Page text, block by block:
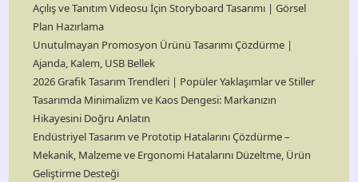
Açılış ve Tanıtım Videosu İçin Storyboard Tasarımı | Görsel
Plan Hazırlama
Unutulmayan Promosyon Ürünü Tasarımı Çözdürme |
Ajanda, Kalem, USB Bellek
2026 Grafik Tasarım Trendleri | Popüler Yaklaşımlar ve Stiller
Tasarımda Minimalizm ve Kaos Dengesi: Markanızın
Hikayesini Doğru Anlatın
Endüstriyel Tasarım ve Prototip Hatalarını Çözdürme –
Mekanik, Malzeme ve Ergonomi Hatalarını Düzeltme, Ürün
Geliştirme Desteği